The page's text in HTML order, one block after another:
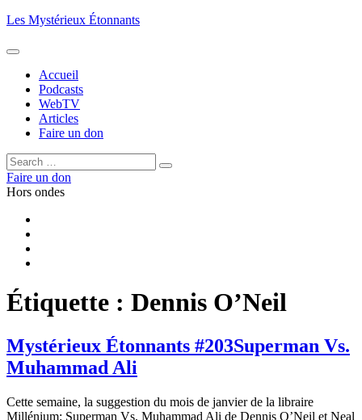
Aller
contenu
Les Mystérieux Étonnants
Accueil
Podcasts
WebTV
Articles
Faire un don
Rechercher :
Rechercher
Faire un don
Hors ondes
Étiquette : Dennis O’Neil
Mystérieux Étonnants #203Superman Vs.
Muhammad Ali
Cette semaine, la suggestion du mois de janvier de la libraire
Millénium: Superman Vs. Muhammad Ali de Dennis O’Neil et Neal